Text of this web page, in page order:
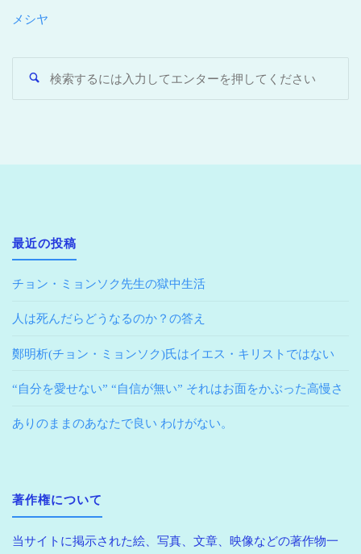
メシヤ
最近の投稿
チョン・ミョンソク先生の獄中生活
人は死んだらどうなるのか？の答え
鄭明析(チョン・ミョンソク)氏はイエス・キリストではない
“自分を愛せない” “自信が無い” それはお面をかぶった高慢さ
ありのままのあなたで良い わけがない。
著作権について
当サイトに掲示された絵、写真、文章、映像などの著作物一